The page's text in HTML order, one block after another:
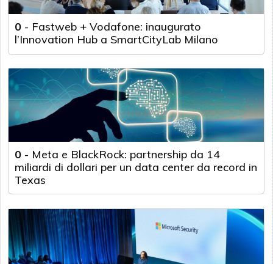
0 - Fastweb + Vodafone: inaugurato
l’Innovation Hub a SmartCityLab Milano
0 - Meta e BlackRock: partnership da 14
miliardi di dollari per un data center da record in
Texas